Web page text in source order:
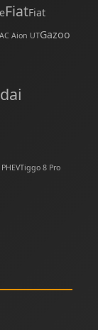
FiatFiat
Aion UTGazoo
Tiggo 8 Pro